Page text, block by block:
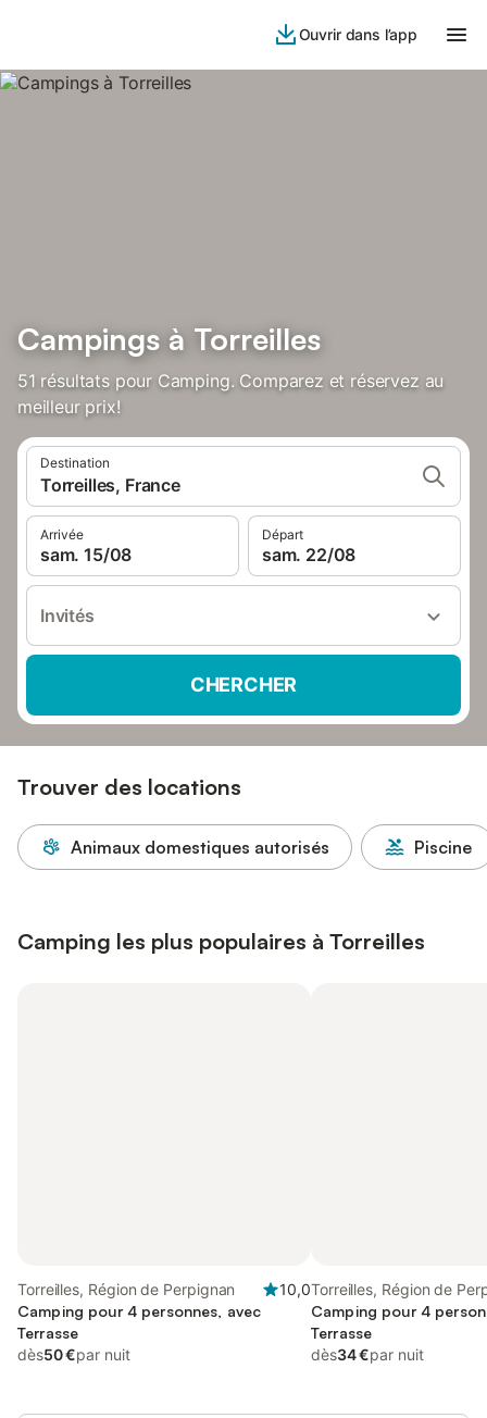
Ouvrir dans l’app
Campings à Torreilles
51 résultats pour Camping. Comparez et réservez au
meilleur prix!
Destination
Torreilles, France
Arrivée
sam. 15/08
Départ
sam. 22/08
Invités
CHERCHER
Trouver des locations
Animaux domestiques autorisés Piscine
Camping les plus populaires à Torreilles
Torreilles, Région de Perpignan
10,0
Camping pour 4 personnes, avec
Terrasse
dès50 €par nuit
Torreilles, Région de
Camping pour 4
Terrasse
dès34 €par nuit